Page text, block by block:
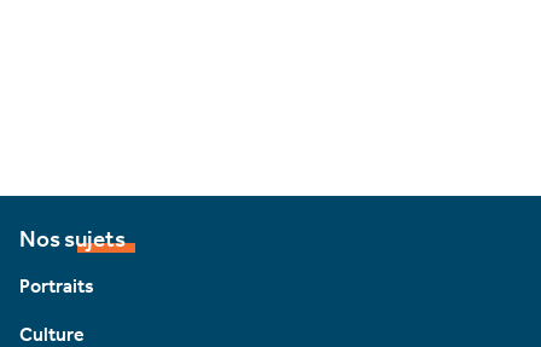
Nos sujets
Portraits
Culture